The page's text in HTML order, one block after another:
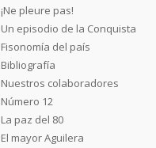
¡Ne pleure pas!
Un episodio de la Conquista
Fisonomía del país
Bibliografía
Nuestros colaboradores
Número 12
La paz del 80
El mayor Aguilera